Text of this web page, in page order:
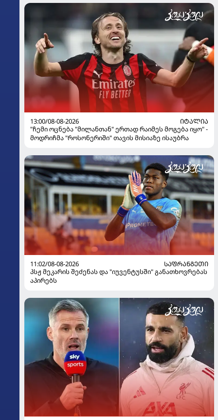
13:00/08-08-2026
ᲘᲢᲐᲚᲘᲐ
"ჩემი ოცნება "მილანთან" ერთად რაიმეს მოგება იყო" -
მოდრიჩმა "როსონერიში" თავის მისიაზე ისაუბრა
11:02/08-08-2026
ᲡᲐᲤᲠᲐᲜᲒᲔᲗᲘ
პსჟ მეკარის შეძენას და "იუვენტუსში" განათხოვრებას
აპირებს